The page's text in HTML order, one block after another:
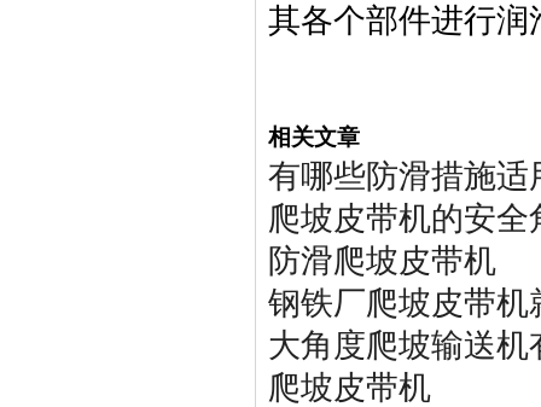
其各个部件进行
相关文章
有哪些防滑措施适
爬坡皮带机的安全
防滑爬坡皮带机
钢铁厂爬坡皮带
大角度爬坡输送机
爬坡皮带机